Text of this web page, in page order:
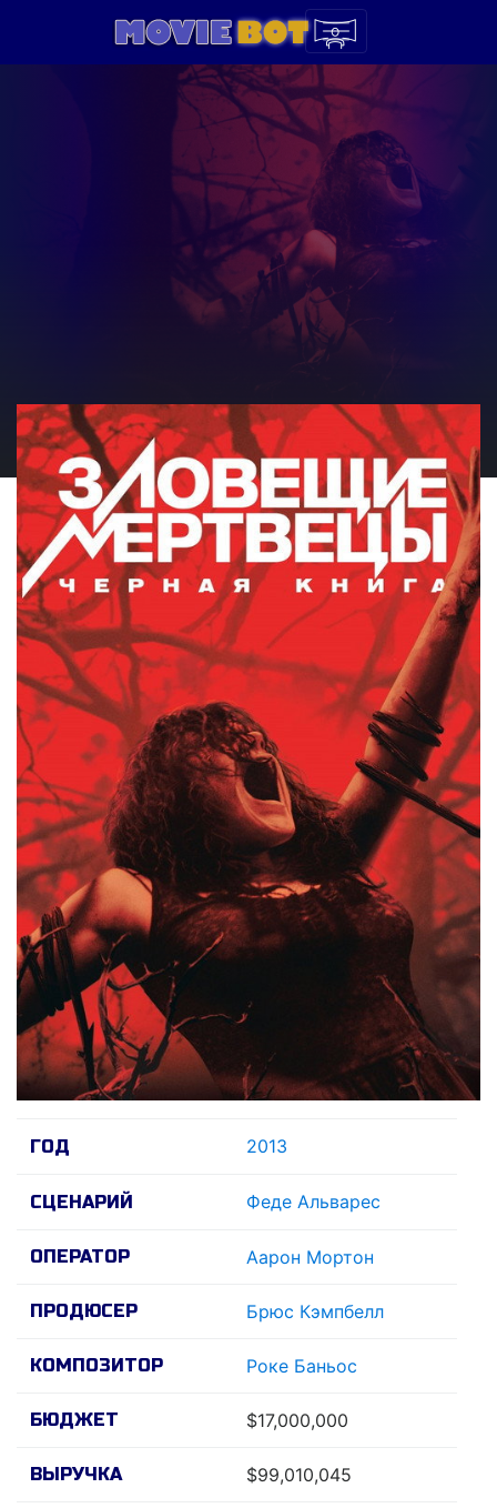
ГОД 2013
СЦЕНАРИЙ Феде Альварес
ОПЕРАТОР Аарон Мортон
ПРОДЮСЕР Брюс Кэмпбелл
КОМПОЗИТОР Роке Баньос
БЮДЖЕТ $17,000,000
ВЫРУЧКА $99,010,045